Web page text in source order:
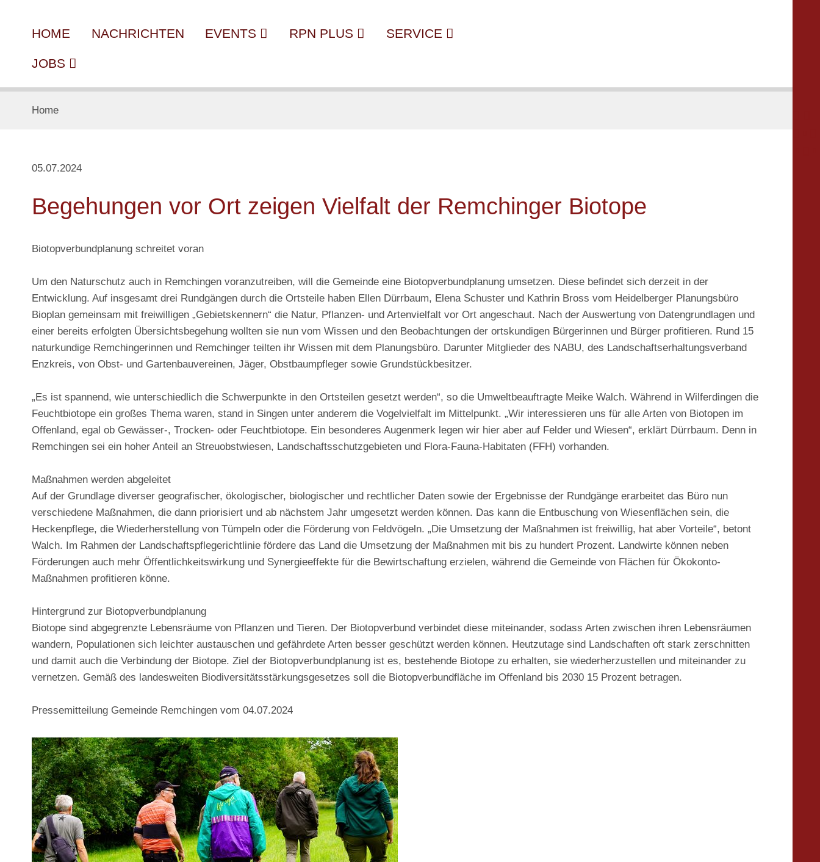
HOME NACHRICHTEN EVENTS RPN PLUS SERVICE
JOBS
Home
05.07.2024
Begehungen vor Ort zeigen Vielfalt der Remchinger Biotope
Biotopverbundplanung schreitet voran
Um den Naturschutz auch in Remchingen voranzutreiben, will die Gemeinde eine Biotopverbundplanung umsetzen. Diese befindet sich derzeit in der
Entwicklung. Auf insgesamt drei Rundgängen durch die Ortsteile haben Ellen Dürrbaum, Elena Schuster und Kathrin Bross vom Heidelberger Planungsbüro
Bioplan gemeinsam mit freiwilligen „Gebietskennern“ die Natur, Pflanzen- und Artenvielfalt vor Ort angeschaut. Nach der Auswertung von Datengrundlagen und
einer bereits erfolgten Übersichtsbegehung wollten sie nun vom Wissen und den Beobachtungen der ortskundigen Bürgerinnen und Bürger profitieren. Rund 15
naturkundige Remchingerinnen und Remchinger teilten ihr Wissen mit dem Planungsbüro. Darunter Mitglieder des NABU, des Landschaftserhaltungsverband
Enzkreis, von Obst- und Gartenbauvereinen, Jäger, Obstbaumpfleger sowie Grundstückbesitzer.
„Es ist spannend, wie unterschiedlich die Schwerpunkte in den Ortsteilen gesetzt werden“, so die Umweltbeauftragte Meike Walch. Während in Wilferdingen die
Feuchtbiotope ein großes Thema waren, stand in Singen unter anderem die Vogelvielfalt im Mittelpunkt. „Wir interessieren uns für alle Arten von Biotopen im
Offenland, egal ob Gewässer-, Trocken- oder Feuchtbiotope. Ein besonderes Augenmerk legen wir hier aber auf Felder und Wiesen“, erklärt Dürrbaum. Denn in
Remchingen sei ein hoher Anteil an Streuobstwiesen, Landschaftsschutzgebieten und Flora-Fauna-Habitaten (FFH) vorhanden.
Maßnahmen werden abgeleitet
Auf der Grundlage diverser geografischer, ökologischer, biologischer und rechtlicher Daten sowie der Ergebnisse der Rundgänge erarbeitet das Büro nun
verschiedene Maßnahmen, die dann priorisiert und ab nächstem Jahr umgesetzt werden können. Das kann die Entbuschung von Wiesenflächen sein, die
Heckenpflege, die Wiederherstellung von Tümpeln oder die Förderung von Feldvögeln. „Die Umsetzung der Maßnahmen ist freiwillig, hat aber Vorteile“, betont
Walch. Im Rahmen der Landschaftspflegerichtlinie fördere das Land die Umsetzung der Maßnahmen mit bis zu hundert Prozent. Landwirte können neben
Förderungen auch mehr Öffentlichkeitswirkung und Synergieeffekte für die Bewirtschaftung erzielen, während die Gemeinde von Flächen für Ökokonto-
Maßnahmen profitieren könne.
Hintergrund zur Biotopverbundplanung
Biotope sind abgegrenzte Lebensräume von Pflanzen und Tieren. Der Biotopverbund verbindet diese miteinander, sodass Arten zwischen ihren Lebensräumen
wandern, Populationen sich leichter austauschen und gefährdete Arten besser geschützt werden können. Heutzutage sind Landschaften oft stark zerschnitten
und damit auch die Verbindung der Biotope. Ziel der Biotopverbundplanung ist es, bestehende Biotope zu erhalten, sie wiederherzustellen und miteinander zu
vernetzen. Gemäß des landesweiten Biodiversitätsstärkungsgesetzes soll die Biotopverbundfläche im Offenland bis 2030 15 Prozent betragen.
Pressemitteilung Gemeinde Remchingen vom 04.07.2024